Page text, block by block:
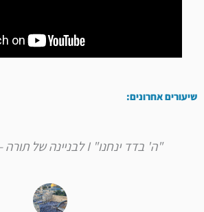
שיעורים אחרונים:
"ה' בדד ינחנו" I לבניינה של תורה – פרשת חוקת